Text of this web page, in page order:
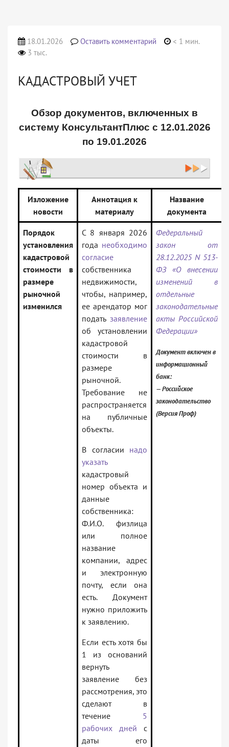
18.01.2026 Оставить комментарий
< 1 мин.
3 тыс.
КАДАСТРОВЫЙ УЧЕТ
Обзор документов, включенных в
систему КонсультантПлюс с 12.01.2026
по 19.01.2026
Изложение
новости
Аннотация к
материалу
Название
документа
Порядок
установления
кадастровой
стоимости в
размере
рыночной
изменился
С 8 января 2026
года необходимо
согласие
собственника
недвижимости,
чтобы, например,
ее арендатор мог
подать заявление
об установлении
кадастровой
стоимости в
размере
рыночной.
Требование не
распространяется
на публичные
объекты.
В согласии надо
указать
кадастровый
номер объекта и
данные
собственника:
Ф.И.О. физлица
или полное
название
компании, адрес
и электронную
почту, если она
есть. Документ
нужно приложить
к заявлению.
Если есть хотя бы
1 из оснований
вернуть
заявление без
рассмотрения, это
сделают в
течение 5
рабочих дней с
даты его
Федеральный
закон от
28.12.2025 N 513-
ФЗ «О внесении
изменений в
отдельные
законодательные
акты Российской
Федерации»
Документ включен в
информационный
банк:
— Российское
законодательство
(Версия Проф)